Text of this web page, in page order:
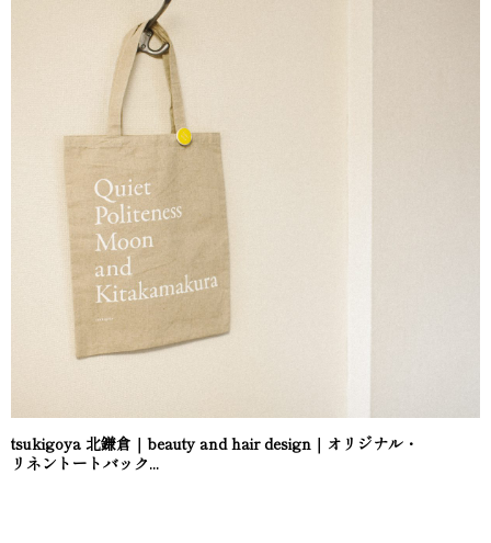
tsukigoya 北鎌倉｜beauty and hair design｜オリジナル・
リネントートバック...